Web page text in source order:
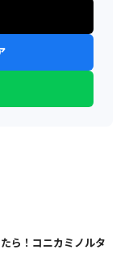
ら！コニカミノルタ